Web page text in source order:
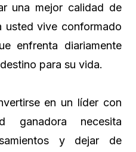
una mejor calidad de
usted vive conformado
enfrenta diariamente
para su vida.
en un líder con
ganadora necesita
y dejar de